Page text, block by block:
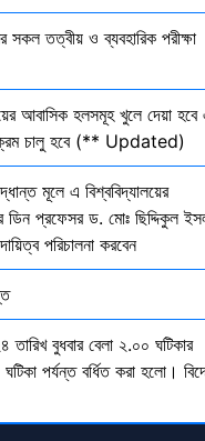
সকল তত্বীয় ও ব্যবহারিক পরীক্ষা
আবাসিক হলসমূহ খুলে দেয়া হবে
চালু হবে (** Updated)
মূলে এ বিশ্ববিদ্যালয়ের
ডিন প্রফেসর ড. মোঃ ছিদ্দিকুল
পরিচালনা করবেন
বুধবার বেলা ২.০০ ঘটিকার
পর্যন্ত বর্ধিত করা হলো।